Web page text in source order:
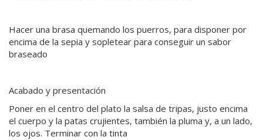
Hacer una brasa quemando los puerros, para disponer por
encima de la sepia y sopletear para conseguir un sabor
braseado
Acabado y presentación
Poner en el centro del plato la salsa de tripas, justo encima
el cuerpo y la patas crujientes, también la pluma y, a un lado,
los ojos. Terminar con la tinta